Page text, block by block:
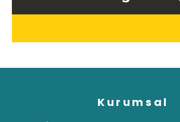
Kurumsal